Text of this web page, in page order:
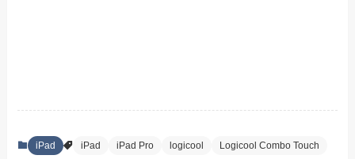
iPad iPad iPad Pro logicool Logicool Combo Touch